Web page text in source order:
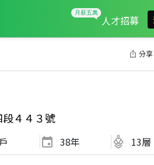
人才招募
分享
４４３號
38年 13層